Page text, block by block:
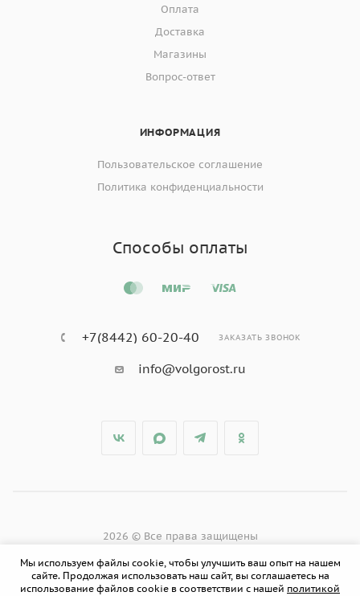
Оплата
Доставка
Магазины
Вопрос-ответ
ИНФОРМАЦИЯ
Пользовательское соглашение
Политика конфиденциальности
Способы оплаты
+7(8442) 60-20-40 ЗАКАЗАТЬ ЗВОНОК
info@volgorost.ru
2026 © Все права защищены
Мы используем файлы cookie, чтобы улучшить ваш опыт на нашем
сайте. Продолжая использовать наш сайт, вы соглашаетесь на
использование файлов cookie в соответствии с нашей политикой